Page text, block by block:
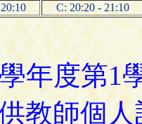
C: 20:20 - 21:10
年度第1
教師個